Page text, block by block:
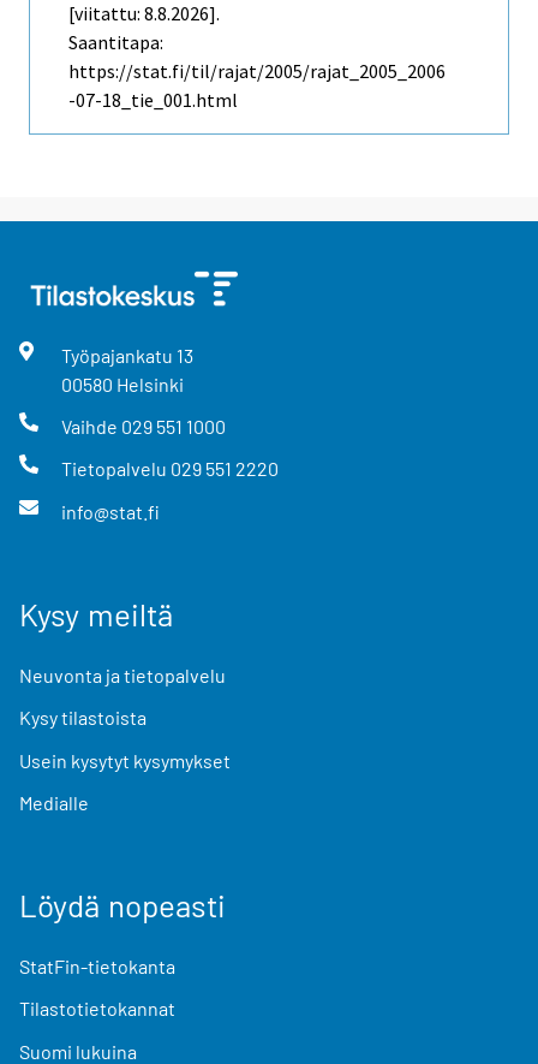
[viitattu: 8.8.2026].
Saantitapa:
https://stat.fi/til/rajat/2005/rajat_2005_2006
-07-18_tie_001.html
Työpajankatu 13
00580 Helsinki
Vaihde 029 551 1000
Tietopalvelu 029 551 2220
info@stat.fi
Kysy meiltä
Neuvonta ja tietopalvelu
Kysy tilastoista
Usein kysytyt kysymykset
Medialle
Löydä nopeasti
StatFin-tietokanta
Tilastotietokannat
Suomi lukuina